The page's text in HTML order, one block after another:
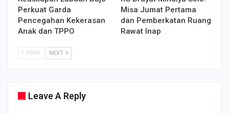
Perkuat Garda
Pencegahan Kekerasan
Anak dan TPPO
Misa Jumat Pertama
dan Pemberkatan Ruang
Rawat Inap
PREV NEXT
Leave A Reply